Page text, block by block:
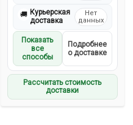
🚚 Курьерская
доставка
Нет
данных
Показать
все
способы
Подробнее
о доставке
Рассчитать стоимость
доставки